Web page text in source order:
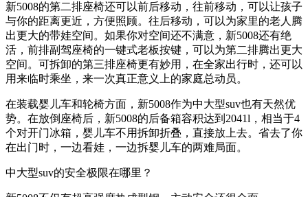
新5008的第二排座椅还可以前后移动，往前移动，可以让孩子
与你的距离更近，方便照顾。往后移动，可以为家里的老人腾
出更大的带娃空间。如果你对空间还不满意，新5008还有绝
活，前排副驾座椅的一键式老板按键，可以为第二排腾出更大
空间。可拆卸的第三排座椅更有妙用，在全家出行时，还可以
用来临时乘坐，来一次真正意义上的家庭总动员。
在装载婴儿车和轮椅方面，新5008作为中大型suv也有天然优
势。在放倒座椅后，新5008的后备箱容积达到2041l，相当于4
个对开门冰箱，婴儿车不用拆卸折叠，直接放上去。省去了你
在出门时，一边看娃，一边拆婴儿车的两难局面。
中大型suv的安全极限在哪里？